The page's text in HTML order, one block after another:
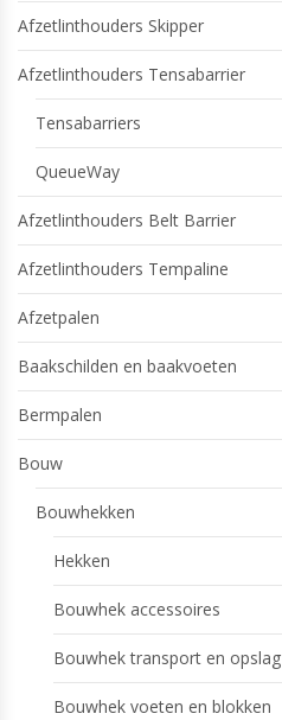
Afzetlinthouders Skipper
Afzetlinthouders Tensabarrier
Tensabarriers
QueueWay
Afzetlinthouders Belt Barrier
Afzetlinthouders Tempaline
Afzetpalen
Baakschilden en baakvoeten
Bermpalen
Bouw
Bouwhekken
Hekken
Bouwhek accessoires
Bouwhek transport en opslag
Bouwhek voeten en blokken